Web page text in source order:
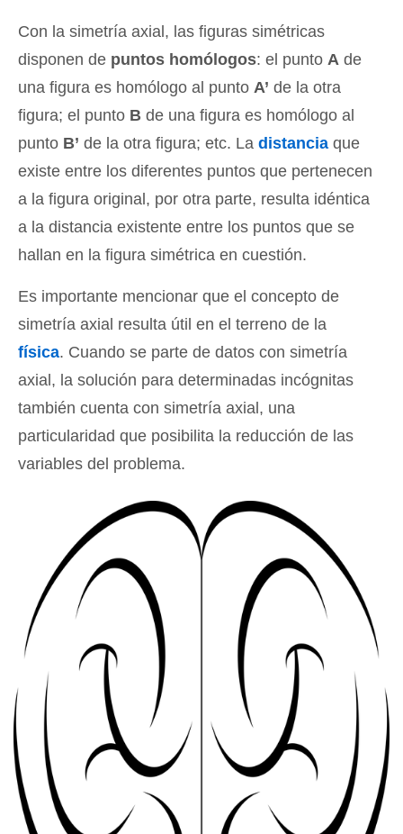
Con la simetría axial, las figuras simétricas
disponen de puntos homólogos: el punto A de
una figura es homólogo al punto A’ de la otra
figura; el punto B de una figura es homólogo al
punto B’ de la otra figura; etc. La distancia que
existe entre los diferentes puntos que pertenecen
a la figura original, por otra parte, resulta idéntica
a la distancia existente entre los puntos que se
hallan en la figura simétrica en cuestión.
Es importante mencionar que el concepto de
simetría axial resulta útil en el terreno de la
física. Cuando se parte de datos con simetría
axial, la solución para determinadas incógnitas
también cuenta con simetría axial, una
particularidad que posibilita la reducción de las
variables del problema.